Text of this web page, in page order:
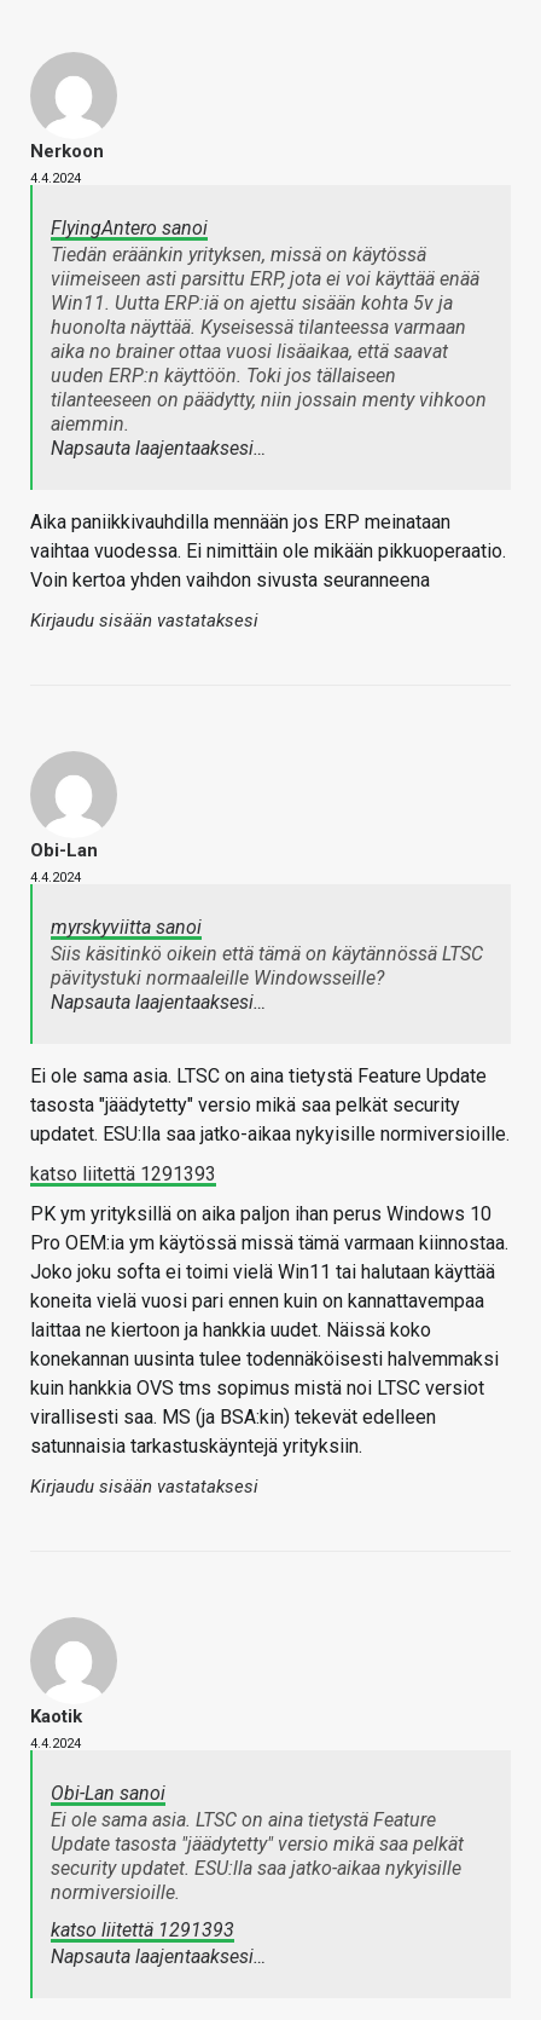
Nerkoon
4.4.2024
FlyingAntero sanoi
Tiedän eräänkin yrityksen, missä on käytössä
viimeiseen asti parsittu ERP, jota ei voi käyttää enää
Win11. Uutta ERP:iä on ajettu sisään kohta 5v ja
huonolta näyttää. Kyseisessä tilanteessa varmaan
aika no brainer ottaa vuosi lisäaikaa, että saavat
uuden ERP:n käyttöön. Toki jos tällaiseen
tilanteeseen on päädytty, niin jossain menty vihkoon
aiemmin.
Napsauta laajentaaksesi…
Aika paniikkivauhdilla mennään jos ERP meinataan
vaihtaa vuodessa. Ei nimittäin ole mikään pikkuoperaatio.
Voin kertoa yhden vaihdon sivusta seuranneena
Kirjaudu sisään vastataksesi
Obi-Lan
4.4.2024
myrskyviitta sanoi
Siis käsitinkö oikein että tämä on käytännössä LTSC
pävitystuki normaaleille Windowsseille?
Napsauta laajentaaksesi…
Ei ole sama asia. LTSC on aina tietystä Feature Update
tasosta "jäädytetty" versio mikä saa pelkät security
updatet. ESU:lla saa jatko-aikaa nykyisille normiversioille.
katso liitettä 1291393
PK ym yrityksillä on aika paljon ihan perus Windows 10
Pro OEM:ia ym käytössä missä tämä varmaan kiinnostaa.
Joko joku softa ei toimi vielä Win11 tai halutaan käyttää
koneita vielä vuosi pari ennen kuin on kannattavempaa
laittaa ne kiertoon ja hankkia uudet. Näissä koko
konekannan uusinta tulee todennäköisesti halvemmaksi
kuin hankkia OVS tms sopimus mistä noi LTSC versiot
virallisesti saa. MS (ja BSA:kin) tekevät edelleen
satunnaisia tarkastuskäyntejä yrityksiin.
Kirjaudu sisään vastataksesi
Kaotik
4.4.2024
Obi-Lan sanoi
Ei ole sama asia. LTSC on aina tietystä Feature
Update tasosta "jäädytetty" versio mikä saa pelkät
security updatet. ESU:lla saa jatko-aikaa nykyisille
normiversioille.
katso liitettä 1291393
Napsauta laajentaaksesi…